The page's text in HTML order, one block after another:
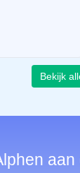
Bekijk
aan